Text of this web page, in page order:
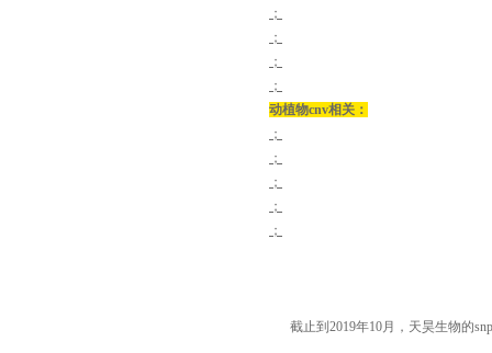
；
；
；
；
动植物cnv相关：
；
；
；
；
；
截止到 2019年10月，天昊生物的snp